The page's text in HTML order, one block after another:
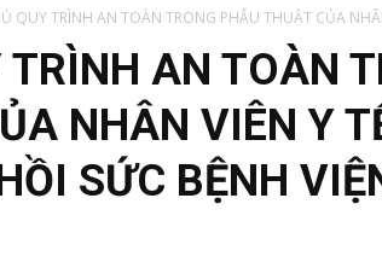
QUY TRÌNH AN TOÀN TRONG PHẪU THUẬT CỦA
AN TOÀN
NHÂN VIÊN Y
SỨC BỆNH